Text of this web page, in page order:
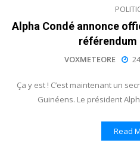
Alpha Condé annonce
référendum
VOXMETEORE
Ça y est ! C’est maintenant un
Guinéens. Le président
Read